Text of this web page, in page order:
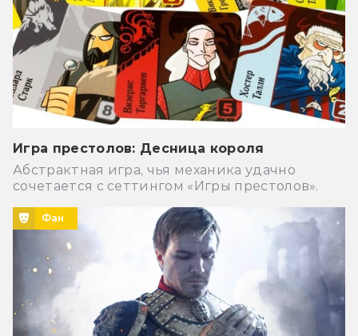
Игра престолов: Десница короля
Абстрактная игра, чья механика удачно
сочетается с сеттингом «Игры престолов».
Фан